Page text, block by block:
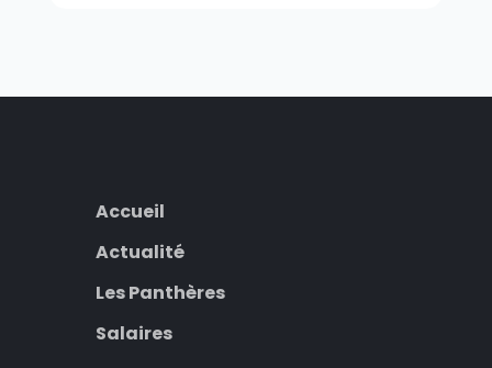
Accueil
Actualité
Les Panthères
Salaires